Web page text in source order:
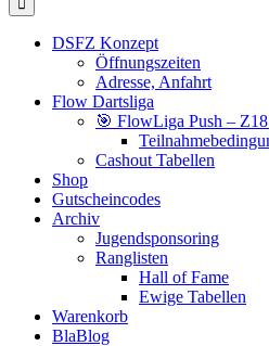
DSFZ Konzept
Öffnungszeiten
Adresse, Anfahrt
Flow Dartsliga
🎯 FlowLiga Push –
Cashout Tabellen
Shop
Gutscheincodes
Archiv
Jugendsponsoring
Ranglisten
Hall of Fame
Ewige Tabellen
Warenkorb
BlaBlog